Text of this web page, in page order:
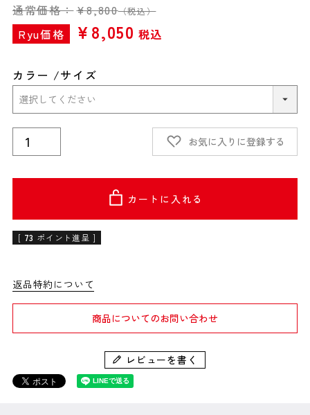
通常価格：¥8,800（税込）
Ryu価格 ¥8,050 税込
カラー サイズ
お気に入りに登録する
カートに入れる
[ 73 ポイント進呈 ]
返品特約について
商品についてのお問い合わせ
レビューを書く